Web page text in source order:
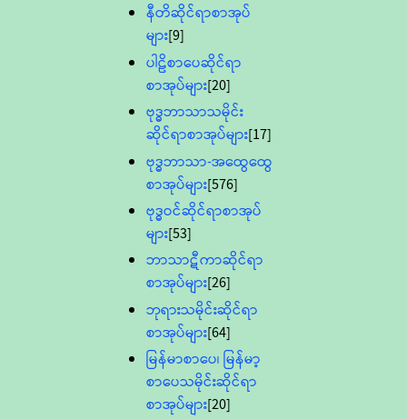
နီတိဆိုင်ရာစာအုပ်
များ[9]
ပါဠိစာပေဆိုင်ရာ
စာအုပ်များ[20]
ဗုဒ္ဓဘာသာသမိုင်း
ဆိုင်ရာစာအုပ်များ[17]
ဗုဒ္ဓဘာသာ-အထွေထွေ
စာအုပ်များ[576]
ဗုဒ္ဓဝင်ဆိုင်ရာစာအုပ်
များ[53]
ဘာသာဋီကာဆိုင်ရာ
စာအုပ်များ[26]
ဘုရားသမိုင်းဆိုင်ရာ
စာအုပ်များ[64]
မြန်မာစာပေ၊ မြန်မာ့
စာပေသမိုင်းဆိုင်ရာ
စာအုပ်များ[20]